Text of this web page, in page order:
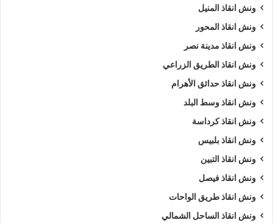
ونش انقاذ المنيل
ونش انقاذ المحور
ونش انقاذ مدينة نصر
ونش انقاذ الطريق الزراعي
ونش انقاذ حدائق الأهرام
ونش انقاذ وسط البلد
ونش انقاذ كرداسة
ونش انقاذ بلبيس
ونش انقاذ التبين
ونش انقاذ فيصل
ونش انقاذ طريق الواحات
ونش انقاذ الساحل الشمالي